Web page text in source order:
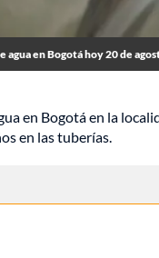
agua en Bogotá hoy 20 de
en Bogotá en la
en las tuberías.